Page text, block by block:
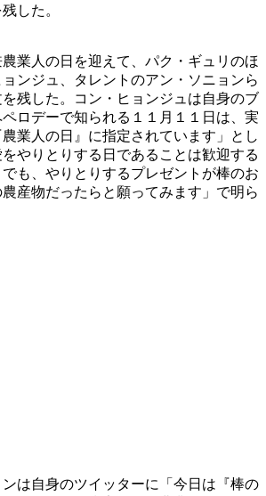
した。
業人の日を迎えて、パク・ギュリのほ
ンジュ、タレントのアン・ソニョンら
残した。コン・ヒョンジュは自身のブ
ロデーで知られる１１月１１日は、実
業人の日』に指定されています」とし
やりとりする日であることは歓迎する
も、やりとりするプレゼントが棒のお
産物だったらと願ってみます」で明ら
は自身のツイッターに「今日は『棒の